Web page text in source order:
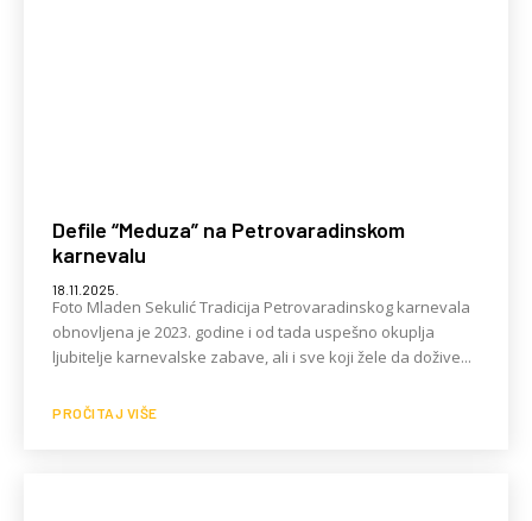
Defile “Meduza” na Petrovaradinskom
karnevalu
18.11.2025.
Foto Mladen Sekulić Tradicija Petrovaradinskog karnevala
obnovljena je 2023. godine i od tada uspešno okuplja
ljubitelje karnevalske zabave, ali i sve koji žele da dožive...
PROČITAJ VIŠE